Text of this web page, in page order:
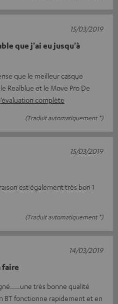
que j'ai eu jusqu'à
que le meilleur casque
Realblue et le Move Pro De
complète
(Traduit automatiquement *)
15/03/2019
est également très bon 1
(Traduit automatiquement *)
15/03/2019
faire
très bonne qualité
BT fonctionne rapidement et en
14/03/2019